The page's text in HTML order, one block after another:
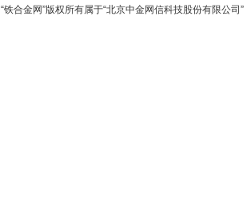
“铁合金网”版权所有属于“北京中金网信科技股份有限公司